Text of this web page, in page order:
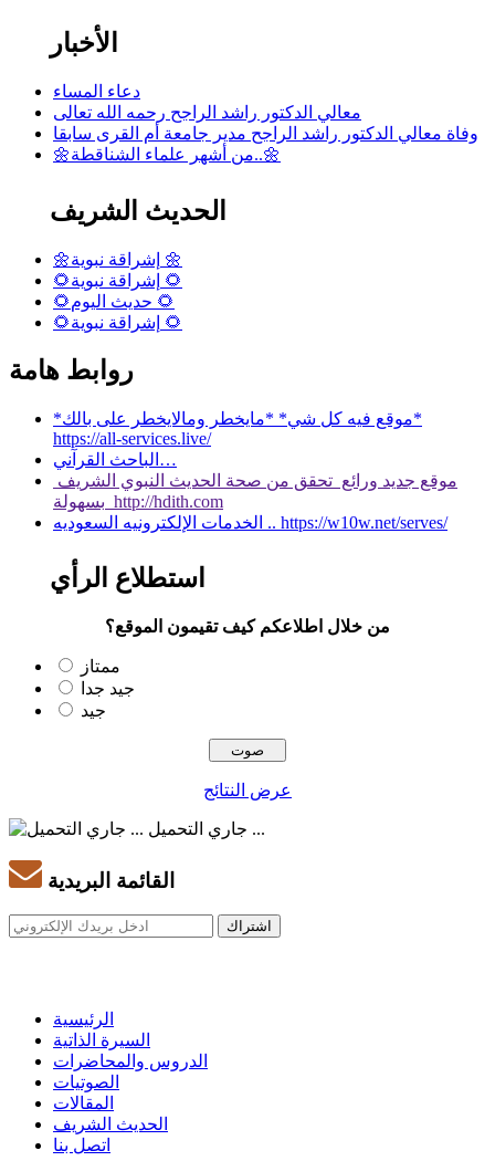
الأخبار
دعاء المساء
معالي الدكتور راشد الراجح رحمه الله تعالى
وفاة معالي الدكتور راشد الراجح مدير جامعة أم القرى سابقا
🌼من أشهر علماء الشناقطة..🌼
الحديث الشريف
🌼إشراقة نبوية 🌼
🌻إشراقة نبوية 🌻
🌻حديث اليوم 🌻
🌻إشراقة نبوية 🌻
روابط هامة
*موقع فيه كل شي* *مايخطر ومالايخطر على بالك*
https://all-services.live/
الباحث القرآني…
موقع جديد ورائع تحقق من صحة الحديث النبوي الشريف
بسهولة http://hdith.com
الخدمات الإلكترونيه السعوديه .. https://w10w.net/serves/
استطلاع الرأي
من خلال اطلاعكم كيف تقيمون الموقع؟
ممتاز
جيد جدا
جيد
عرض النتائج
جاري التحميل ...
القائمة البريدية
الرئيسية
السيرة الذاتية
الدروس والمحاضرات
الصوتيات
المقالات
الحديث الشريف
اتصل بنا